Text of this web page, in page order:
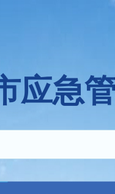
应急